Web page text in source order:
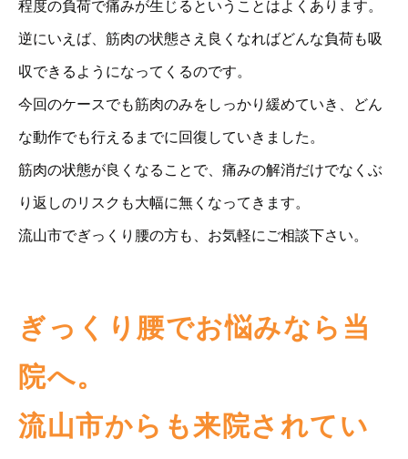
程度の負荷で痛みが生じるということはよくあります。
逆にいえば、筋肉の状態さえ良くなればどんな負荷も吸
収できるようになってくるのです。
今回のケースでも筋肉のみをしっかり緩めていき、どん
な動作でも行えるまでに回復していきました。
筋肉の状態が良くなることで、痛みの解消だけでなくぶ
り返しのリスクも大幅に無くなってきます。
流山市でぎっくり腰の方も、お気軽にご相談下さい。
ぎっくり腰でお悩みなら当
院へ。
流山市からも来院されてい